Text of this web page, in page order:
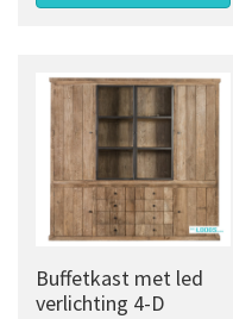
Buffetkast met led
verlichting 4-D